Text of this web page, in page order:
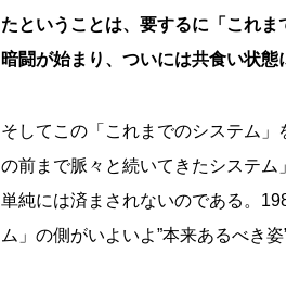
たということは、要するに「これ
暗闘が始まり、ついには共食い状
そしてこの「これまでのシステム
の前まで脈々と続いてきたシステ
単純には済まされないのである。
ム」の側がいよいよ”本来あるべき